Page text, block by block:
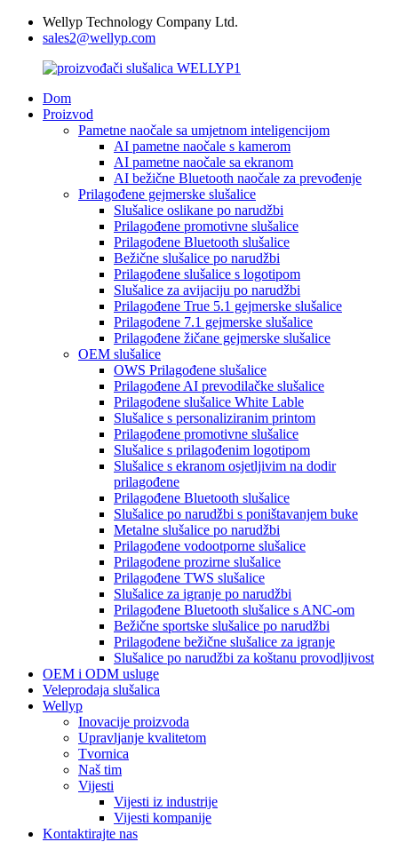
Wellyp Technology Company Ltd.
sales2@wellyp.com
Dom
Proizvod
Pametne naočale sa umjetnom inteligencijom
AI pametne naočale s kamerom
AI pametne naočale sa ekranom
AI bežične Bluetooth naočale za prevođenje
Prilagođene gejmerske slušalice
Slušalice oslikane po narudžbi
Prilagođene promotivne slušalice
Prilagođene Bluetooth slušalice
Bežične slušalice po narudžbi
Prilagođene slušalice s logotipom
Slušalice za avijaciju po narudžbi
Prilagođene True 5.1 gejmerske slušalice
Prilagođene 7.1 gejmerske slušalice
Prilagođene žičane gejmerske slušalice
OEM slušalice
OWS Prilagođene slušalice
Prilagođene AI prevodilačke slušalice
Prilagođene slušalice White Lable
Slušalice s personaliziranim printom
Prilagođene promotivne slušalice
Slušalice s prilagođenim logotipom
Slušalice s ekranom osjetljivim na dodir
prilagođene
Prilagođene Bluetooth slušalice
Slušalice po narudžbi s poništavanjem buke
Metalne slušalice po narudžbi
Prilagođene vodootporne slušalice
Prilagođene prozirne slušalice
Prilagođene TWS slušalice
Slušalice za igranje po narudžbi
Prilagođene Bluetooth slušalice s ANC-om
Bežične sportske slušalice po narudžbi
Prilagođene bežične slušalice za igranje
Slušalice po narudžbi za koštanu provodljivost
OEM i ODM usluge
Veleprodaja slušalica
Wellyp
Inovacije proizvoda
Upravljanje kvalitetom
Tvornica
Naš tim
Vijesti
Vijesti iz industrije
Vijesti kompanije
Kontaktirajte nas